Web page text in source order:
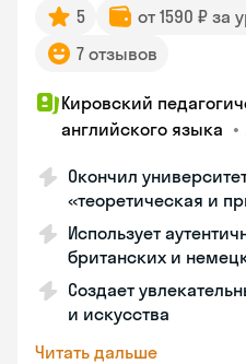
5 от 1590 ₽ за
7 отзывов
Кировский
английского языка •
Окончил
«теоретическая и
Использует
британских и
Создает
и искусства
Читать дальше